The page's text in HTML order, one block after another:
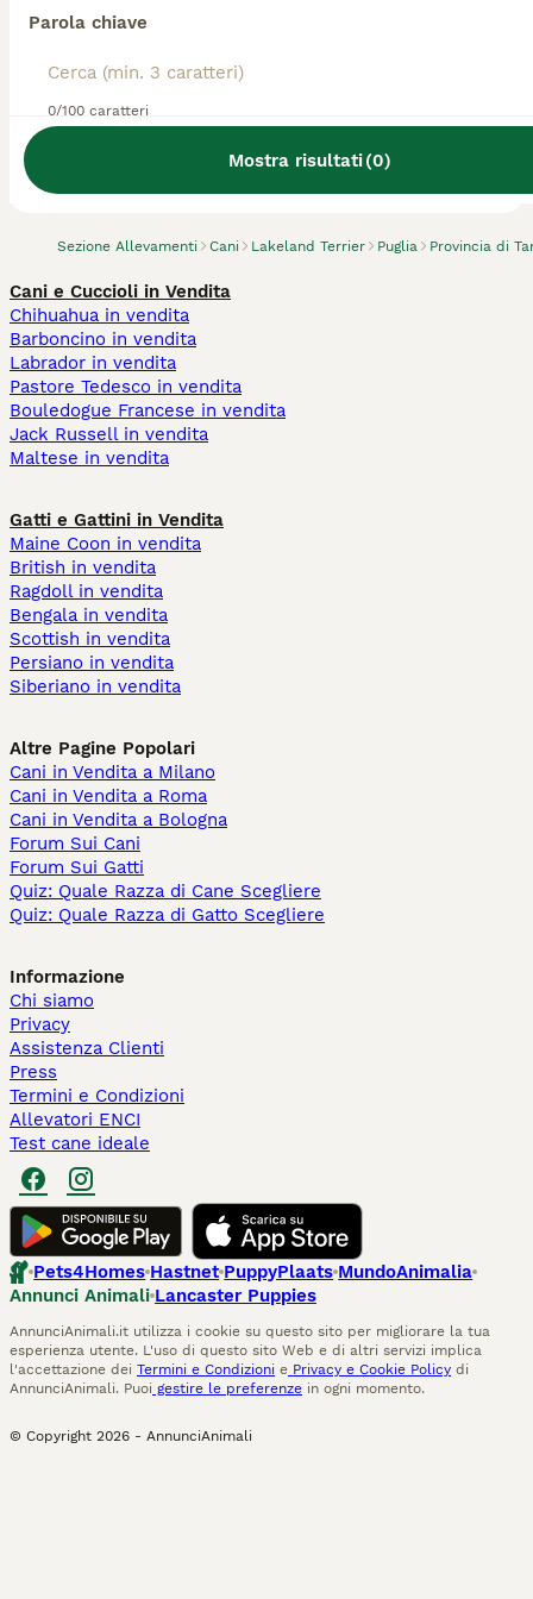
Parola chiave
0/100 caratteri
Mostra risultati(0)
Sezione Allevamenti Cani Lakeland Terrier Puglia Provincia di
Abbiamo trovato 0 Allevamento di Lakeland
Terrier, Laterza.
Cani e Cuccioli in Vendita
Chihuahua in vendita
Barboncino in vendita
Labrador in vendita
Pastore Tedesco in vendita
Bouledogue Francese in vendita
Jack Russell in vendita
Maltese in vendita
Gatti e Gattini in Vendita
Maine Coon in vendita
British in vendita
Ragdoll in vendita
Bengala in vendita
Scottish in vendita
Persiano in vendita
Siberiano in vendita
Altre Pagine Popolari
Cani in Vendita a Milano
Cani in Vendita a Roma
Cani in Vendita a Bologna
Forum Sui Cani
Forum Sui Gatti
Quiz: Quale Razza di Cane Scegliere
Quiz: Quale Razza di Gatto Scegliere
Informazione
Chi siamo
Privacy
Assistenza Clienti
Press
Termini e Condizioni
Allevatori ENCI
Test cane ideale
Pets4Homes Hastnet PuppyPlaats MundoAnimalia
Annunci Animali Lancaster Puppies
AnnunciAnimali.it utilizza i cookie su questo sito per migliorare la tua
esperienza utente. L'uso di questo sito Web e di altri servizi implica
l'accettazione dei Termini e Condizioni e Privacy e Cookie Policy di
AnnunciAnimali. Puoi gestire le preferenze in ogni momento.
© Copyright 2026 - AnnunciAnimali